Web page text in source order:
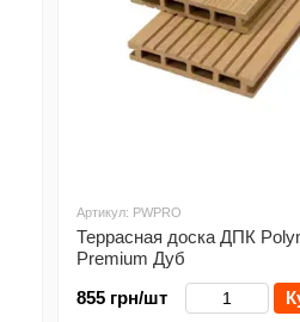
Артикул: PWPRO
Террасная доска ДПК
Premium Дуб
855 грн/шт